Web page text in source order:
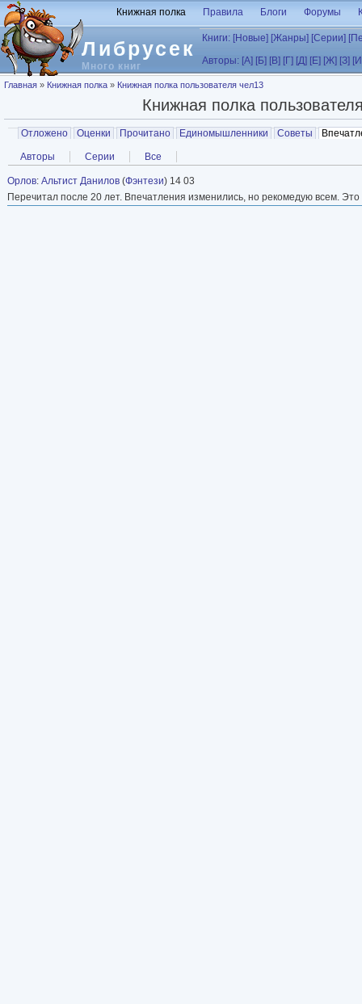
Перейти к основному содержанию
Либрусек
Много книг
Книжная полка Правила Блоги Форумы
Книги: [Новые] [Жанры] [Серии]
Авторы: [А] [Б] [В] [Г] [Д] [Е] [Ж] [З]
Вы здесь
Главная » Книжная полка » Книжная полка пользователя чел13
Книжная полка
Главные вкладки
Отложено Оценки Прочитано Единомышленники Советы
Вторичные вкладки
Авторы Серии Все
Орлов: Альтист Данилов (Фэнтези) 14 03
Перечитал после 20 лет. Впечатления изменились, но рекомедую всем. Это